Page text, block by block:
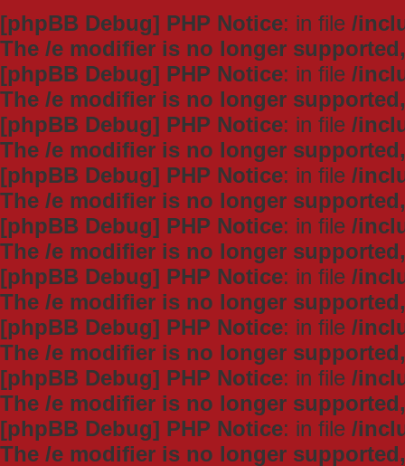
[phpBB Debug] PHP Notice: in file /
The /e modifier is no longer
[phpBB Debug] PHP Notice: in file /
The /e modifier is no longer
[phpBB Debug] PHP Notice: in file /
The /e modifier is no longer
[phpBB Debug] PHP Notice: in file /
The /e modifier is no longer
[phpBB Debug] PHP Notice: in file /
The /e modifier is no longer
[phpBB Debug] PHP Notice: in file /
The /e modifier is no longer
[phpBB Debug] PHP Notice: in file /
The /e modifier is no longer
[phpBB Debug] PHP Notice: in file /
The /e modifier is no longer
[phpBB Debug] PHP Notice: in file /
The /e modifier is no longer